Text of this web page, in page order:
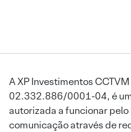
A XP Investimentos
02.332.886/0001-04, é
autorizada a funcionar pelo
comunicação através de